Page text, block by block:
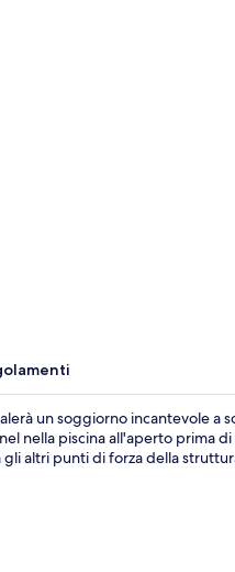
un soggiorno incantevole a
nella piscina all'aperto prima
altri punti di forza della